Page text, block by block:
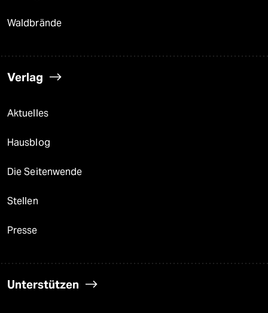
Waldbrände
Verlag
Aktuelles
Hausblog
Die Seitenwende
Stellen
Presse
Unterstützen